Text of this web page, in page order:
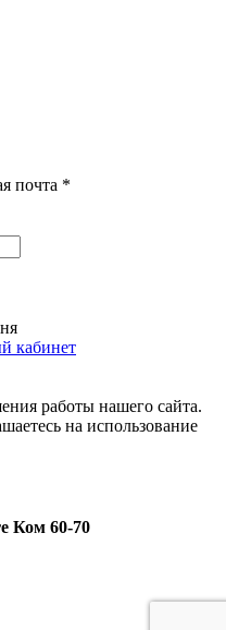
почта *
кабинет
работы нашего сайта.
на использование
Ком 60-70